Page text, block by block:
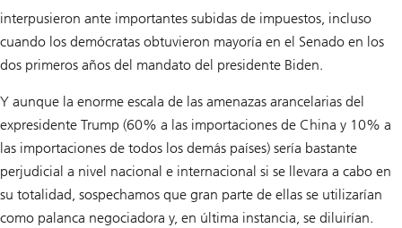
interpusieron ante importantes subidas de impuestos, incluso
cuando los demócratas obtuvieron mayoría en el Senado en los
dos primeros años del mandato del presidente Biden.
Y aunque la enorme escala de las amenazas arancelarias del
expresidente Trump (60% a las importaciones de China y 10% a
las importaciones de todos los demás países) sería bastante
perjudicial a nivel nacional e internacional si se llevara a cabo en
su totalidad, sospechamos que gran parte de ellas se utilizarían
como palanca negociadora y, en última instancia, se diluirían.